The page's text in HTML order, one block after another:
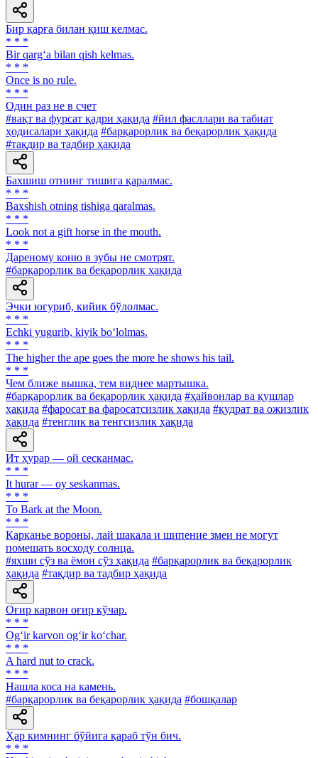
Бир қарға билан қиш келмас.
* * *
Bir qarg‘a bilan qish kelmas.
* * *
Once is no rule.
* * *
Один раз не в счет
#вақт ва фурсат қадри ҳақида #йил фасллари ва табиат
ҳодисалари ҳақида #барқарорлик ва беқарорлик ҳақида
#тақдир ва тадбир ҳақида
Бахшиш отнинг тишига қаралмас.
* * *
Baxshish otning tishiga qaralmas.
* * *
Look not a gift horse in the mouth.
* * *
Дареному коню в зубы не смотрят.
#барқарорлик ва беқарорлик ҳақида
Эчки югуриб, кийик бўлолмас.
* * *
Echki yugurib, kiyik bo‘lolmas.
* * *
The higher the ape goes the more he shows his tail.
* * *
Чем ближе вышка, тем виднее мартышка.
#барқарорлик ва беқарорлик ҳақида #ҳайвонлар ва қушлар
ҳақида #фаросат ва фаросатсизлик ҳақида #қудрат ва ожизлик
ҳақида #тенглик ва тенгсизлик ҳақида
Ит ҳурар — ой сесканмас.
* * *
It hurar — oy seskanmas.
* * *
To Bark at the Moon.
* * *
Карканье вороны, лай шакала и шипение змеи не могут
помешать восходу солнца.
#яхши сўз ва ёмон сўз ҳақида #барқарорлик ва беқарорлик
ҳақида #тақдир ва тадбир ҳақида
Оғир карвон оғир кўчар.
* * *
Og‘ir karvon og‘ir ko‘char.
* * *
A hard nut to crack.
* * *
Нашла коса на камень.
#барқарорлик ва беқарорлик ҳақида #бошқалар
Ҳар кимнинг бўйига қараб тўн бич.
* * *